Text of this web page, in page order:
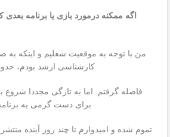
اگه ممکنه درمورد بازی یا برنامه
من با توجه به موقعیت شغلیم و اینکه
کارشناسی ارشد بودم، حدود 6 ماه از برنامه
فاصله گرفتم. اما به تازگی مجددا شروع
تموم شده و امیدوارم تا چند روز آینده